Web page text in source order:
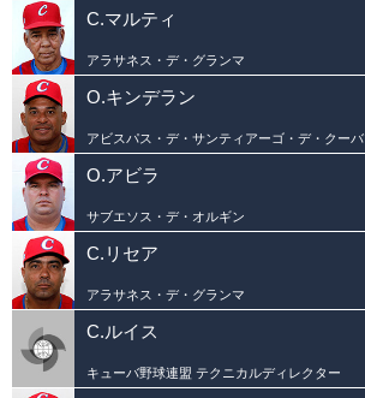
C.マルティ
アラサネス・デ・グランマ
O.キンデラン
アビスパス・デ・サンティアーゴ・デ・クーバ
O.アビラ
サブエソス・デ・オルギン
C.リセア
アラサネス・デ・グランマ
C.ルイス
キューバ野球連盟 テクニカルディレクター